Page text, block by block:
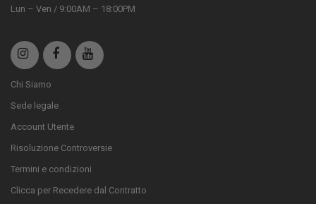
Lun – Ven / 9:00AM – 18:00PM
Chi Siamo
Sede legale
Account Utente
Risoluzione Controversie
Termini e condizioni
Clicca per Recedere dal Contratto